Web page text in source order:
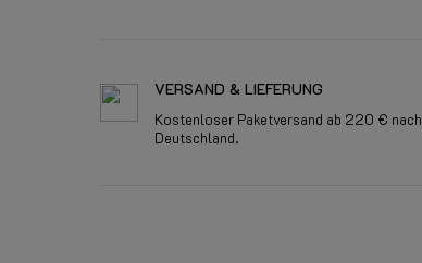
VERSAND & LIEFERUNG
Kostenloser Paketversand ab 220 € nach
Deutschland.